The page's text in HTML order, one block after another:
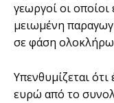
γεωργοί οι
μειωμένη
σε φάση
Υπενθυμίζεται
ευρώ από το